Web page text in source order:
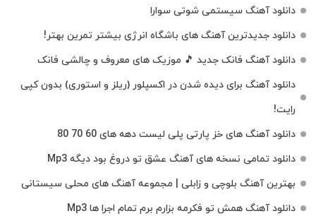
دانلود آهنگ سیستمی شوتی سوارا
دانلود جدیدترین آهنگ‌ های باشگاه انرژی بیشتر تمرین بهتر!
دانلود آهنگ فانک جدید 🎵 موزیک‌ های معروف و چالشی فانک
دانلود آهنگ برای دیده شدن در اکسپلور (ریلز و استوری) بدون کپی
رایت!
دانلود آهنگ های خز پارتی پلی لیست دهه های 60 70 80
دانلود تمامی نسخه های آهنگ عشق تو دروغ بود دیگه Mp3
بهترین آهنگ بلوچی و زابلی | مجموعه آهنگ‌ های محلی سیستانی
دانلود آهنگ همش تو فکرمه بزارم برم تمام اجرا ها Mp3